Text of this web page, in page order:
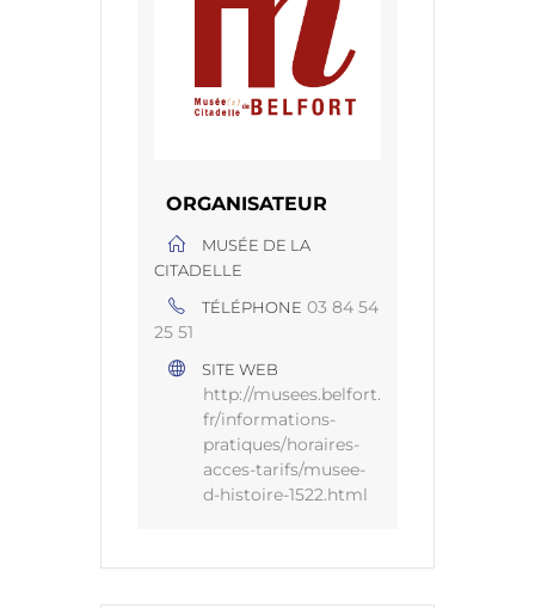
ORGANISATEUR
MUSÉE DE LA
CITADELLE
TÉLÉPHONE 03 84 54
25 51
SITE WEB
http://musees.belfort.
fr/informations-
pratiques/horaires-
acces-tarifs/musee-
d-histoire-1522.html